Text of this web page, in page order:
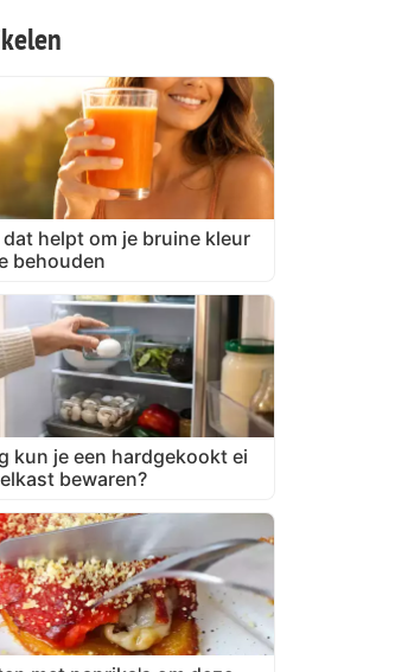
dat helpt om je bruine kleur
behouden
kun je een hardgekookt ei
bewaren?